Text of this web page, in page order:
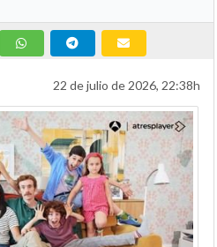
22 de julio de 2026, 22:38h